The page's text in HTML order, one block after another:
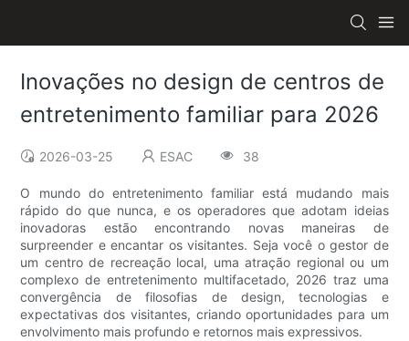
Inovações no design de centros de
entretenimento familiar para 2026
2026-03-25 ESAC 38
O mundo do entretenimento familiar está mudando mais
rápido do que nunca, e os operadores que adotam ideias
inovadoras estão encontrando novas maneiras de
surpreender e encantar os visitantes. Seja você o gestor de
um centro de recreação local, uma atração regional ou um
complexo de entretenimento multifacetado, 2026 traz uma
convergência de filosofias de design, tecnologias e
expectativas dos visitantes, criando oportunidades para um
envolvimento mais profundo e retornos mais expressivos.